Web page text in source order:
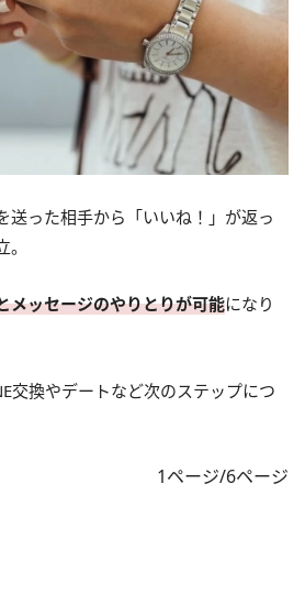
送った相手から「いいね！」が返っ
メッセージのやりとりが可能になり
交換やデートなど次のステップにつ
1ページ/6ページ